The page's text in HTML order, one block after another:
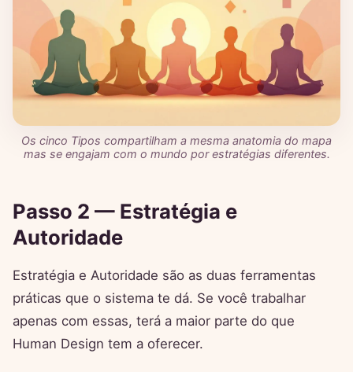
Os cinco Tipos compartilham a mesma anatomia do mapa
mas se engajam com o mundo por estratégias diferentes.
Passo 2 — Estratégia e
Autoridade
Estratégia e Autoridade são as duas ferramentas
práticas que o sistema te dá. Se você trabalhar
apenas com essas, terá a maior parte do que
Human Design tem a oferecer.